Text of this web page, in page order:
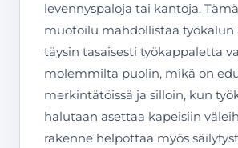
levennyspaloja tai kantoja.
muotoilu mahdollistaa työkalun
täysin tasaisesti työkappaletta
molemmilta puolin, mikä on
merkintätöissä ja silloin, kun
halutaan asettaa kapeisiin
rakenne helpottaa myös